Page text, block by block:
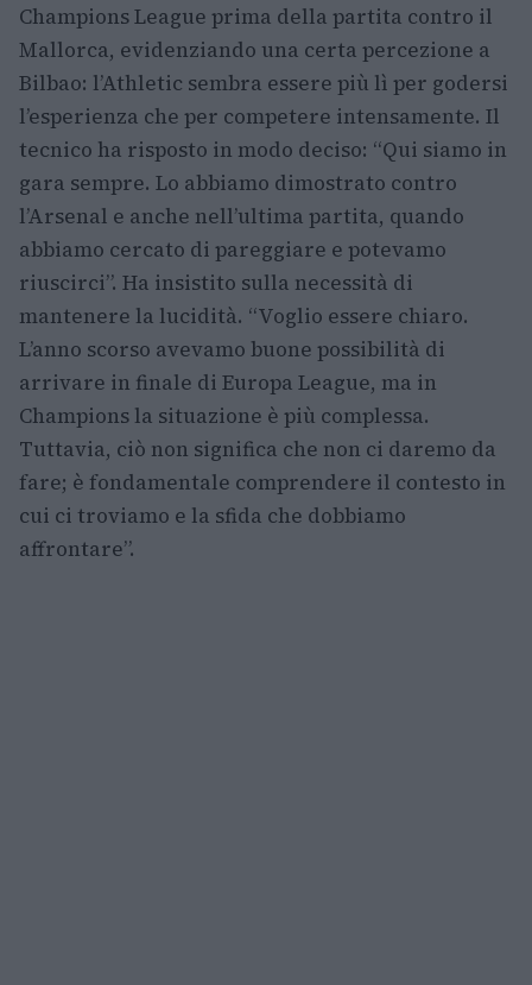
Champions League prima della partita contro il
Mallorca, evidenziando una certa percezione a
Bilbao: l’Athletic sembra essere più lì per godersi
l’esperienza che per competere intensamente. Il
tecnico ha risposto in modo deciso: “Qui siamo in
gara sempre. Lo abbiamo dimostrato contro
l’Arsenal e anche nell’ultima partita, quando
abbiamo cercato di pareggiare e potevamo
riuscirci”. Ha insistito sulla necessità di
mantenere la lucidità. “Voglio essere chiaro.
L’anno scorso avevamo buone possibilità di
arrivare in finale di Europa League, ma in
Champions la situazione è più complessa.
Tuttavia, ciò non significa che non ci daremo da
fare; è fondamentale comprendere il contesto in
cui ci troviamo e la sfida che dobbiamo
affrontare”.